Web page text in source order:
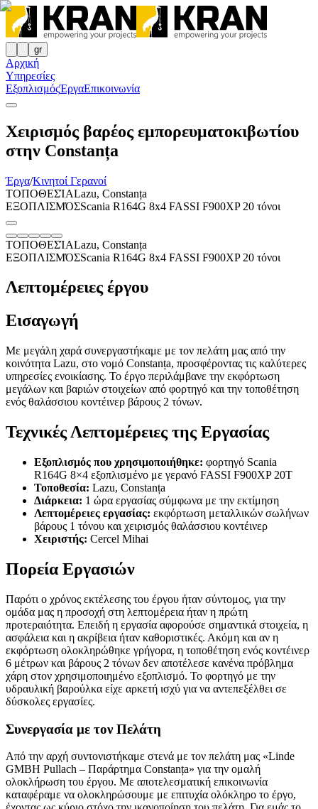
gr
Αρχική
Υπηρεσίες
ΕξοπλισμόςΈργαΕπικοινωνία
Χειρισμός βαρέος εμπορευματοκιβωτίου
στην Constanța
Έργα/Κινητοί Γερανοί
ΤΟΠΟΘΕΣΊΑLazu, Constanța
ΕΞΟΠΛΙΣΜΌΣScania R164G 8x4 FASSI F900XP 20 τόνοι
ΤΟΠΟΘΕΣΊΑLazu, Constanța
ΕΞΟΠΛΙΣΜΌΣScania R164G 8x4 FASSI F900XP 20 τόνοι
Λεπτομέρειες έργου
Εισαγωγή
Με μεγάλη χαρά συνεργαστήκαμε με τον πελάτη μας από την
κοινότητα Lazu, στο νομό Constanța, προσφέροντας τις καλύτερες
υπηρεσίες ενοικίασης. Το έργο περιλάμβανε την εκφόρτωση
μεγάλων και βαριών στοιχείων από φορτηγό και την τοποθέτηση
ενός θαλάσσιου κοντέινερ βάρους 2 τόνων.
Τεχνικές Λεπτομέρειες της Εργασίας
Εξοπλισμός που χρησιμοποιήθηκε: φορτηγό Scania
R164G 8×4 εξοπλισμένο με γερανό FASSI F900XP 20T
Τοποθεσία: Lazu, Constanța
Διάρκεια: 1 ώρα εργασίας σύμφωνα με την εκτίμηση
Λεπτομέρειες εργασίας: εκφόρτωση μεταλλικών σωλήνων
βάρους 1 τόνου και χειρισμός θαλάσσιου κοντέινερ
Χειριστής: Cercel Mihai
Πορεία Εργασιών
Παρότι ο χρόνος εκτέλεσης του έργου ήταν σύντομος, για την
ομάδα μας η προσοχή στη λεπτομέρεια ήταν η πρώτη
προτεραιότητα. Επειδή η εργασία αφορούσε σημαντικά στοιχεία, η
ασφάλεια και η ακρίβεια ήταν καθοριστικές. Ακόμη και αν η
εκφόρτωση ολοκληρώθηκε γρήγορα, η τοποθέτηση ενός κοντέινερ
6 μέτρων και βάρους 2 τόνων δεν αποτέλεσε κανένα πρόβλημα
χάρη στον χρησιμοποιημένο εξοπλισμό. Το φορτηγό με την
υδραυλική βαρούλκα είχε αρκετή ισχύ για να αντεπεξέλθει σε
δύσκολες εργασίες.
Συνεργασία με τον Πελάτη
Από την αρχή συντονιστήκαμε στενά με τον πελάτη μας «Linde
GMBH Pullach – Παράρτημα Constanța» για την ομαλή
ολοκλήρωση του έργου. Με αποτελεσματική επικοινωνία
καταφέραμε να ολοκληρώσουμε με επιτυχία ολόκληρο το έργο,